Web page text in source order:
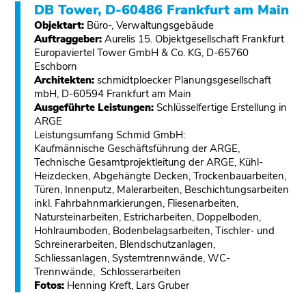
DB Tower, D-60486 Frankfurt am Main
Objektart: Büro-, Verwaltungsgebäude
Auftraggeber: Aurelis 15. Objektgesellschaft Frankfurt
Europaviertel Tower GmbH & Co. KG, D-65760
Eschborn
Architekten: schmidtploecker Planungsgesellschaft
mbH, D-60594 Frankfurt am Main
Ausgeführte Leistungen:Schlüsselfertige Erstellung in
ARGE
Leistungsumfang Schmid GmbH:
Kaufmännische Geschäftsführung der ARGE,
Technische Gesamtprojektleitung der ARGE, Kühl-
Heizdecken, Abgehängte Decken, Trockenbauarbeiten,
Türen, Innenputz, Malerarbeiten, Beschichtungsarbeiten
inkl. Fahrbahnmarkierungen, Fliesenarbeiten,
Natursteinarbeiten, Estricharbeiten, Doppelboden,
Hohlraumboden, Bodenbelagsarbeiten, Tischler- und
Schreinerarbeiten, Blendschutzanlagen,
Schliessanlagen, Systemtrennwände, WC-
Trennwände, Schlosserarbeiten
Fotos: Henning Kreft, Lars Gruber